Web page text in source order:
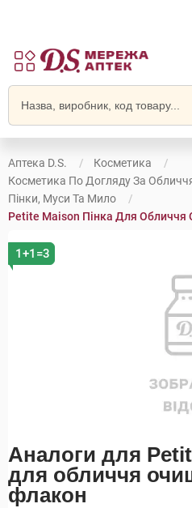
Аптека D.S.
Косметика
Косметика По Догляду За
Пінки, Муси Та Мило
Petite Maison Пінка Для
1+1=3
Аналоги для
для обличчя
флакон